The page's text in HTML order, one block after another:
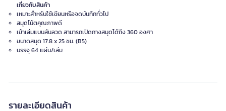
เกี่ยวกับสินค้า
เหมาะสำหรับใช้เขียนหรือจดบันทึกทั่วไป
สมุดโน้ตคุณภาพดี
เข้าเล่มแบบสันลวด สามารถเปิดกางสมุดได้ถึง 360 องศา
ขนาดสมุด 17.8 x 25 ซม. (B5)
บรรจุ 64 แผ่น/เล่ม
รายละเอียดสินค้า